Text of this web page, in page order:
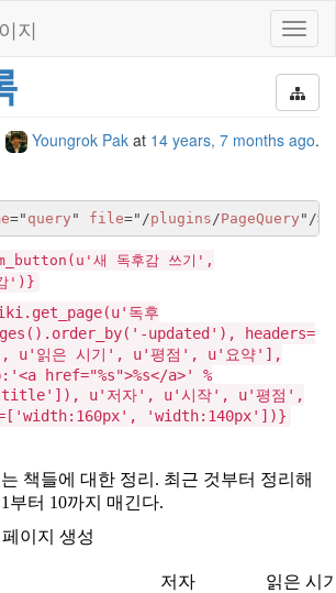
지
Youngrok Pak at 14 years, 7 months ago.
=" query " file="/plugins /PageQuery "/>
새 독후감 쓰기',
')}
독후
updated'), headers=
u'읽은 시기', u'평점', u'요약'],
href="%s">%s</a>' %
u'저자', u'시작', u'평점',
'width:140px'])}
책들에 대한 정리. 최근 것부터 정리해
부터 10까지 매긴다.
이지 생성
저자 읽은 시